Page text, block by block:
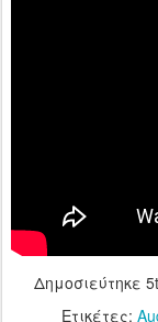
Δημοσιεύτηκε
Ετικέτες: